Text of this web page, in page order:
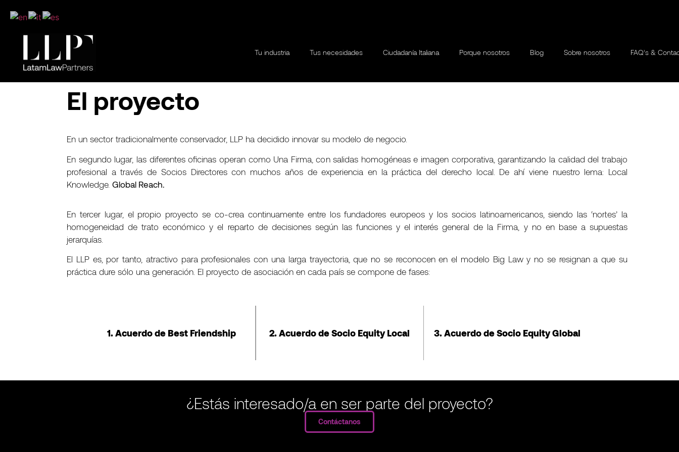
Tu industria Tus necesidades Ciudadanía Italiana Porque nosotros Blog Sobre nosotros FAQ’s &
El proyecto
En un sector tradicionalmente conservador, LLP ha decidido innovar su modelo de negocio.
En segundo lugar, las diferentes oficinas operan como Una Firma, con salidas homogéneas e imagen corporativa, garantizando la calidad del trabajo
profesional a través de Socios Directores con muchos años de experiencia en la práctica del derecho local. De ahí viene nuestro lema: Local
Knowledge. Global Reach.
En tercer lugar, el propio proyecto se co-crea continuamente entre los fundadores europeos y los socios latinoamericanos, siendo las ‘nortes’ la
homogeneidad de trato económico y el reparto de decisiones según las funciones y el interés general de la Firma, y no en base a supuestas
jerarquías.
El LLP es, por tanto, atractivo para profesionales con una larga trayectoria, que no se reconocen en el modelo Big Law y no se resignan a que su
práctica dure sólo una generación. El proyecto de asociación en cada país se compone de fases:
1. Acuerdo de Best Friendship 2. Acuerdo de Socio Equity Local 3. Acuerdo de Socio Equity Global
¿Estás interesado/a en ser parte del proyecto?
Contáctanos